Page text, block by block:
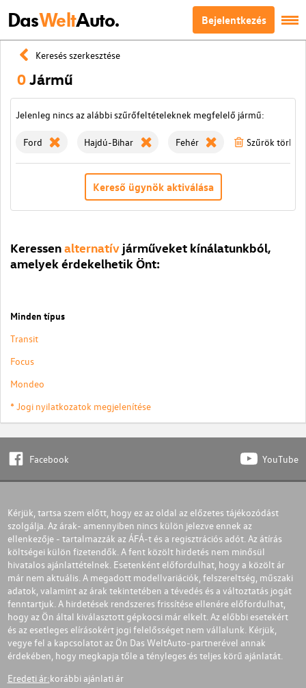
DasWeltAuto. Bejelentkezés
Keresés szerkesztése
0Jármű
Jelenleg nincs az alábbi szűrőfeltételeknek megfelelő jármű:
Ford Hajdú-Bihar Fehér Szűrök törlése
Kereső ügynök aktiválása
Keressenalternatív járműveket kínálatunkból,
amelyek érdekelhetik Önt:
Minden típus
Transit
Focus
Mondeo
* Jogi nyilatkozatok megjelenítése
Facebook YouTube
Kérjük, tartsa szem előtt, hogy ez az oldal az előzetes tájékozódást
szolgálja. Az árak- amennyiben nincs külön jelezve ennek az
ellenkezője - tartalmazzák az ÁFÁ-t és a regisztrációs adót. Az átírás
költségei külön fizetendők. A fent közölt hirdetés nem minősül
hivatalos ajánlattételnek. Esetenként előfordulhat, hogy a közölt ár
már nem aktuális. A megadott modellvariációk, felszereltség, műszaki
adatok, valamint az árak tekintetében a tévedés és a változtatás jogát
fenntartjuk. A hirdetések rendszeres frissítése ellenére előfordulhat,
hogy az Ön által kiválasztott gépkocsi már elkelt. Az előbbi esetekért
és az esetleges elírásokért jogi felelősséget nem vállalunk. Kérjük,
vegye fel a kapcsolatot az Ön Das WeltAuto-partnerével annak
érdekében, hogy megkapja tőle a tényleges és teljes körű ajánlatát.
Eredeti ár:korábbi ajánlati ár